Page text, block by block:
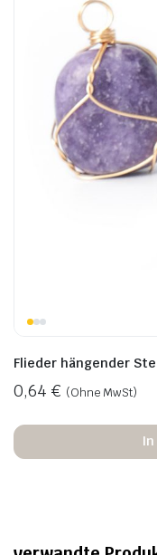
Flieder hängender
0,64 € (Ohne MwSt)